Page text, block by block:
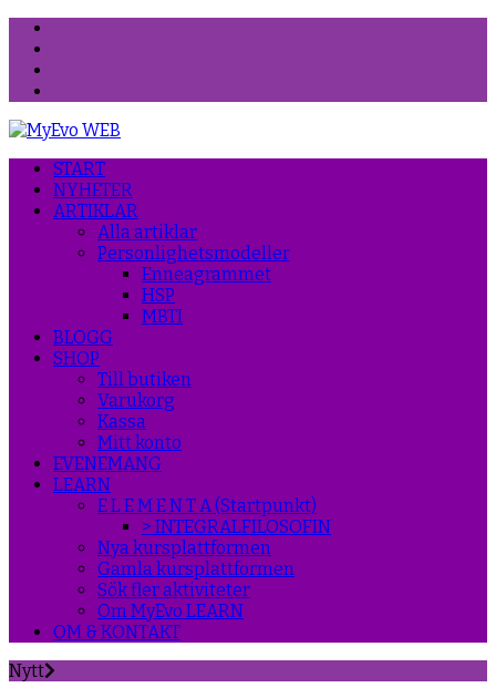
START
NYHETER
ARTIKLAR
Alla artiklar
Personlighetsmodeller
Enneagrammet
HSP
MBTI
BLOGG
SHOP
Till butiken
Varukorg
Kassa
Mitt konto
EVENEMANG
LEARN
E L E M E N T A (Startpunkt)
> INTEGRALFILOSOFIN
Nya kursplattformen
Gamla kursplattformen
Sök fler aktiviteter
Om MyEvo LEARN
OM & KONTAKT
Nytt